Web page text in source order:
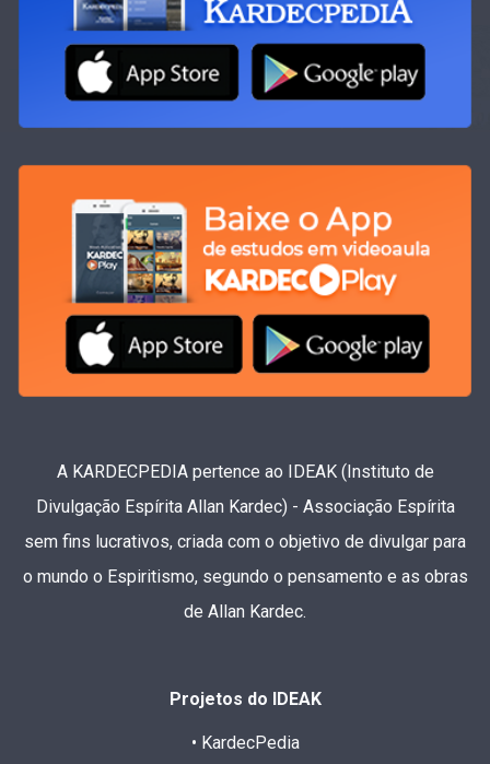
A KARDECPEDIA pertence ao IDEAK (Instituto de
Divulgação Espírita Allan Kardec) - Associação Espírita
sem fins lucrativos, criada com o objetivo de divulgar para
o mundo o Espiritismo, segundo o pensamento e as obras
de Allan Kardec.
Projetos do IDEAK
• KardecPedia